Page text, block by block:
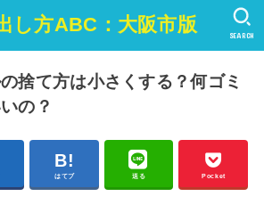
し方ABC：大阪市版 SEARCH
捨て方は小さくする？何ゴミ
の？
はてブ 送る Pocket